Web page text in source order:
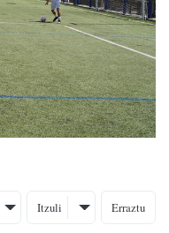
Itzuli Erraztu